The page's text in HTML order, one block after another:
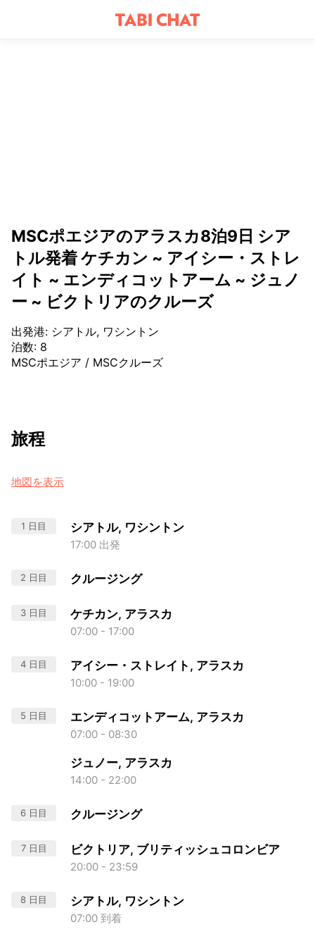
MSCポエジアのアラスカ8泊9日 シア
トル発着 ケチカン ~ アイシー・ストレ
イト ~ エンディコットアーム ~ ジュノ
ー ~ ビクトリアのクルーズ
出発港: シアトル, ワシントン
泊数: 8
MSCポエジア / MSCクルーズ
旅程
地図を表示
1 日目 シアトル, ワシントン
17:00 出発
2 日目 クルージング
3 日目 ケチカン, アラスカ
07:00 - 17:00
4 日目 アイシー・ストレイト, アラスカ
10:00 - 19:00
5 日目 エンディコットアーム, アラスカ
07:00 - 08:30
ジュノー, アラスカ
14:00 - 22:00
6 日目 クルージング
7 日目 ビクトリア, ブリティッシュコロンビア
20:00 - 23:59
8 日目 シアトル, ワシントン
07:00 到着